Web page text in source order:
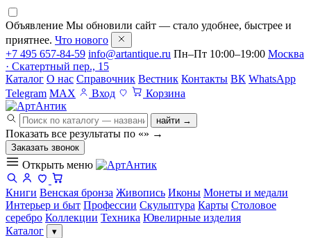
Объявление Мы обновили сайт — стало удобнее, быстрее и
приятнее. Что нового
+7 495 657-84-59 info@artantique.ru Пн–Пт 10:00–19:00 Москва
· Скатертный пер., 15
Каталог О нас Справочник Вестник Контакты ВК WhatsApp
Telegram MAX Вход Корзина
найти →
Показать все результаты по «» →
Заказать звонок
Открыть меню
Книги Венская бронза Живопись Иконы Монеты и медали
Интерьер и быт Профессии Скульптура Карты Столовое
серебро Коллекции Техника Ювелирные изделия
Каталог
▾